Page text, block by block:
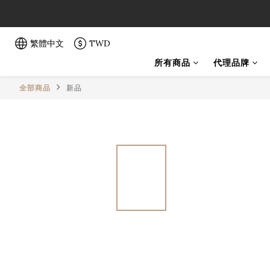
繁體中文
TWD
所有商品
代理品牌
全部商品 新品